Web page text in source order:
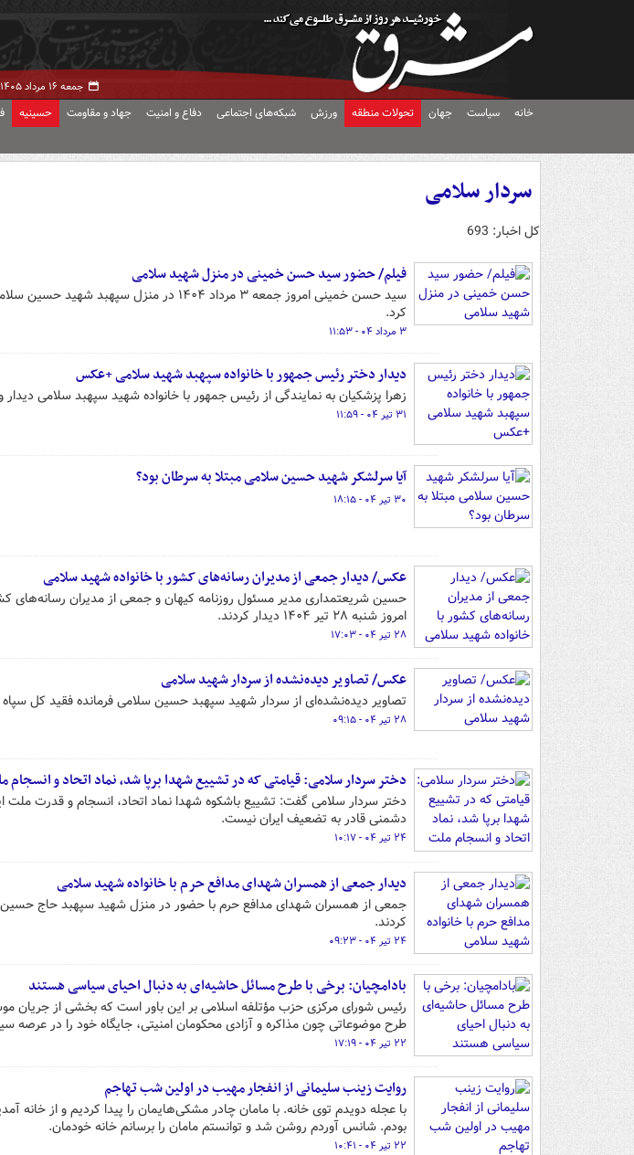
جمعه ۱۶ مرداد ۱۴۰۵ -
خانه سیاست جهان تحولات منطقه ورزش شبکه‌های اجتماعی دفاع و امنیت جهاد و مقاومت حسینیه
سردار سلامی
کل اخبار: 693
فیلم/ حضور سید حسن خمینی در منزل شهید سلامی
سید حسن خمینی امروز جمعه ۳ مرداد ۱۴۰۴ در منزل
کرد.
۳ مرداد ۰۴ - ۱۱:۵۳
دیدار دختر رئیس جمهور با خانواده سپهبد شهید سلامی +عکس
زهرا پزشکیان به نمایندگی از رئیس جمهور با خانواده شهید سپهبد سلامی دیدار
۳۱ تیر ۰۴ - ۱۱:۵۹
آیا سرلشکر شهید حسین سلامی مبتلا به سرطان بود؟
۳۰ تیر ۰۴ - ۱۸:۱۵
عکس/ دیدار جمعی از مدیران رسانه‌های کشور با خانواده شهید سلامی
حسین شریعتمداری مدیر مسئول روزنامه کیهان و جمعی از مدیران رسانه‌های
امروز شنبه ۲۸ تیر ۱۴۰۴ دیدار کردند.
۲۸ تیر ۰۴ - ۱۷:۰۳
عکس/ تصاویر دیده‌نشده از سردار شهید سلامی
تصاویر دیده‌نشده‌ای از سردار شهید سپهبد حسین سلامی فرمانده فقید کل سپاه
۲۸ تیر ۰۴ - ۰۹:۱۵
دختر سردار سلامی: قیامتی که در تشییع شهدا برپا شد، نماد اتحاد و انسجام
دختر سردار سلامی گفت: تشییع باشکوه شهدا نماد اتحاد، انسجام و قدرت ملت
دشمنی قادر به تضعیف ایران نیست.
۲۴ تیر ۰۴ - ۱۰:۱۷
دیدار جمعی از همسران شهدای مدافع حرم با خانواده شهید سلامی
جمعی از همسران شهدای مدافع حرم با حضور در منزل شهید سپهبد حاج حسین
کردند.
۲۴ تیر ۰۴ - ۰۹:۲۳
بادامچیان: برخی با طرح مسائل حاشیه‌ای به دنبال احیای سیاسی هستند
رئیس شورای مرکزی حزب مؤتلفه اسلامی بر این باور است که بخشی از جریان
طرح موضوعاتی چون مذاکره و آزادی محکومان امنیتی، جایگاه خود را در عرصه
۲۲ تیر ۰۴ - ۱۷:۱۹
روایت زینب سلیمانی از انفجار مهیب در اولین شب تهاجم
با عجله دویدم توی خانه. با مامان چادر مشکی‌هایمان را پیدا کردیم و از خانه
بودم. شانس آوردم روشن شد و توانستم مامان را برسانم خانه خودمان.
۲۲ تیر ۰۴ - ۱۰:۴۱